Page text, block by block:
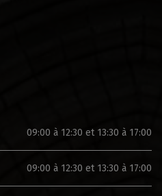
09:00 à 12:30 et 13:30 à 17:00
09:00 à 12:30 et 13:30 à 17:00